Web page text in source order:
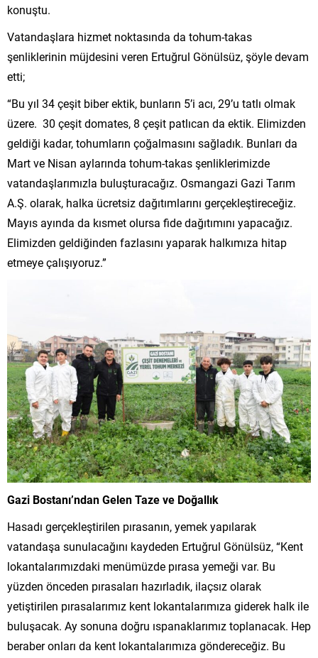
konuştu.
Vatandaşlara hizmet noktasında da tohum-takas
şenliklerinin müjdesini veren Ertuğrul Gönülsüz, şöyle devam
etti;
“Bu yıl 34 çeşit biber ektik, bunların 5’i acı, 29’u tatlı olmak
üzere. 30 çeşit domates, 8 çeşit patlıcan da ektik. Elimizden
geldiği kadar, tohumların çoğalmasını sağladık. Bunları da
Mart ve Nisan aylarında tohum-takas şenliklerimizde
vatandaşlarımızla buluşturacağız. Osmangazi Gazi Tarım
A.Ş. olarak, halka ücretsiz dağıtımlarını gerçekleştireceğiz.
Mayıs ayında da kısmet olursa fide dağıtımını yapacağız.
Elimizden geldiğinden fazlasını yaparak halkımıza hitap
etmeye çalışıyoruz.”
Gazi Bostanı’ndan Gelen Taze ve Doğallık
Hasadı gerçekleştirilen pırasanın, yemek yapılarak
vatandaşa sunulacağını kaydeden Ertuğrul Gönülsüz, “Kent
lokantalarımızdaki menümüzde pırasa yemeği var. Bu
yüzden önceden pırasaları hazırladık, ilaçsız olarak
yetiştirilen pırasalarımız kent lokantalarımıza giderek halk ile
buluşacak. Ay sonuna doğru ıspanaklarımız toplanacak. Hep
beraber onları da kent lokantalarımıza göndereceğiz. Bu